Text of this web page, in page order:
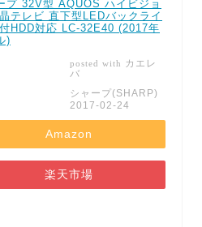
プ 32V型 AQUOS ハイビジョ
テレビ 直下型LEDバックライ
HDD対応 LC-32E40 (2017年
)
posted with カエレ
バ
シャープ(SHARP)
2017-02-24
Amazon
楽天市場